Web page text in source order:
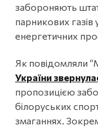
забороняють
парникових газів
енергетичних
Як повідомляли
України
пропозицією
білоруських
змаганнях.